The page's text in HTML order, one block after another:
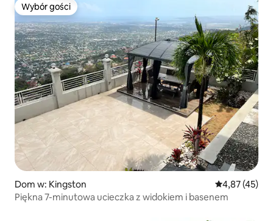
Wybór gości
Wybór gości
Dom w: Kingston Średnia
4,87 (45)
Piękna 7-minutowa ucieczka z widokiem i basenem